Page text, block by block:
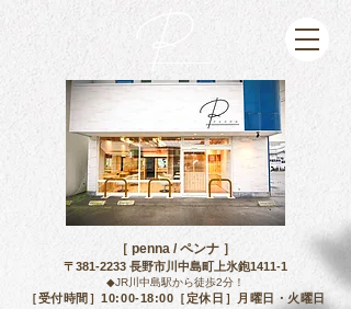
［ penna /ペンナ ］
〒381-2233 長野市川中島町上氷鉋1411-1
◆JR川中島駅から徒歩2分！
［受付時間］10:00-18:00［定休日］月曜日・火曜日